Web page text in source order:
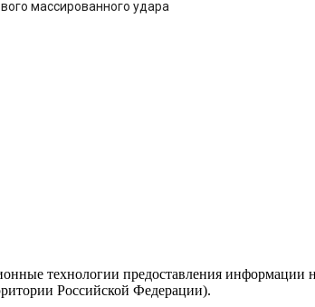
массированного удара
технологии предоставления информации
Российской Федерации).